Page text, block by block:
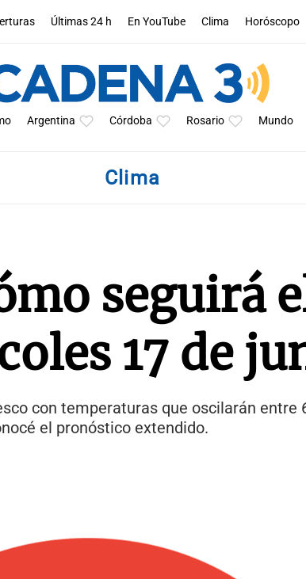
Últimas 24 h En YouTube Clima Horóscopo
Argentina Córdoba Rosario Mundo
Clima
seguirá
17 de
con temperaturas que oscilarán entre
el pronóstico extendido.